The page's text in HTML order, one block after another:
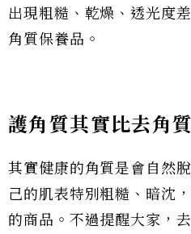
出現粗糙、乾燥、透光度
角質保養品。
護角質其實比去角
其實健康的角質是會自然
己的肌表特別粗糙、暗沈
的商品。不過提醒大家，